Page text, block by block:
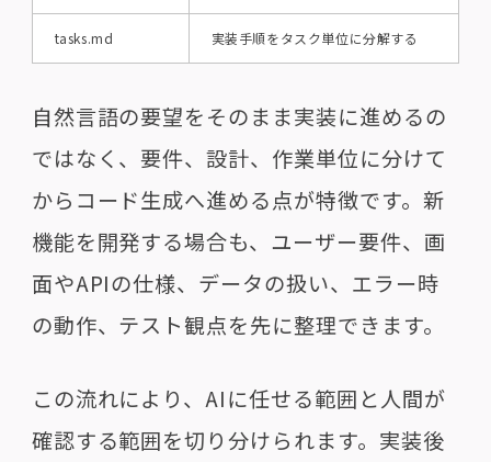
tasks.md 実装手順をタスク単位に分解する
自然言語の要望をそのまま実装に進めるの
ではなく、要件、設計、作業単位に分けて
からコード生成へ進める点が特徴です。新
機能を開発する場合も、ユーザー要件、画
面やAPIの仕様、データの扱い、エラー時
の動作、テスト観点を先に整理できます。
この流れにより、AIに任せる範囲と人間が
確認する範囲を切り分けられます。実装後